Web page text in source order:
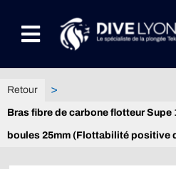
contenuToggle
Navigation
NOTRE UNIVERS PRODUITS
Bras fibre de carbone flotteur Supe
boules 25mm (Flottabilité positive